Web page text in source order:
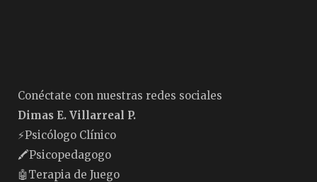
Conéctate con nuestras redes sociales
Dimas E. Villarreal P.
⚡️Psicólogo Clínico
🖍Psicopedagogo
🤖Terapia de Juego